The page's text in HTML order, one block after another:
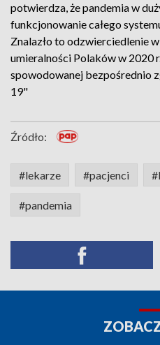
potwierdza, że pandemia w
funkcjonowanie całego
Znalazło to odzwierciedlenie
umieralności Polaków w 2020
spowodowanej bezpośrednio
19"
Źródło:
#lekarze #pacjenci
#pandemia